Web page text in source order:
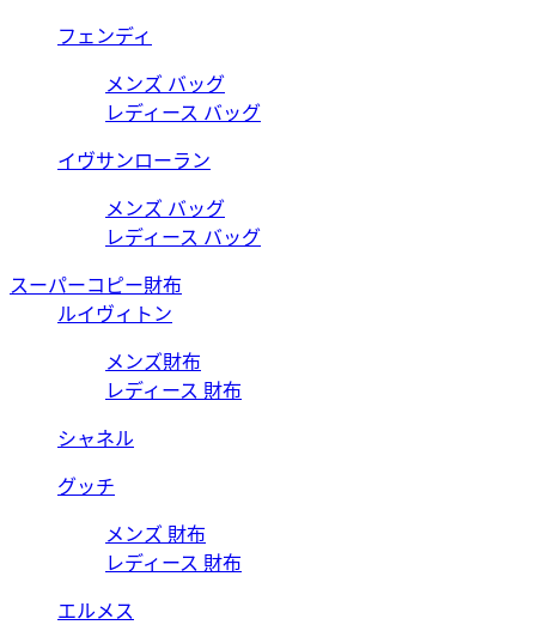
フェンディ
メンズ バッグ
レディース バッグ
イヴサンローラン
メンズ バッグ
レディース バッグ
スーパーコピー財布
ルイヴィトン
メンズ財布
レディース 財布
シャネル
グッチ
メンズ 財布
レディース 財布
エルメス